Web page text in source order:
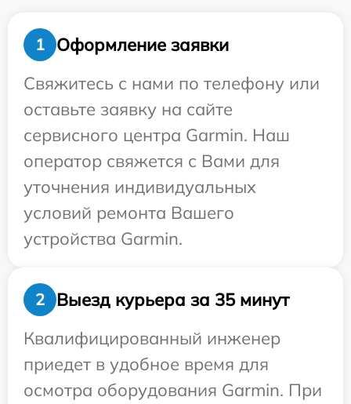
1
Оформление заявки
Свяжитесь с нами по телефону или
оставьте заявку на сайте
сервисного центра Garmin. Наш
оператор свяжется с Вами для
уточнения индивидуальных
условий ремонта Вашего
устройства Garmin.
2
Выезд курьера за 35 минут
Квалифицированный инженер
приедет в удобное время для
осмотра оборудования Garmin. При